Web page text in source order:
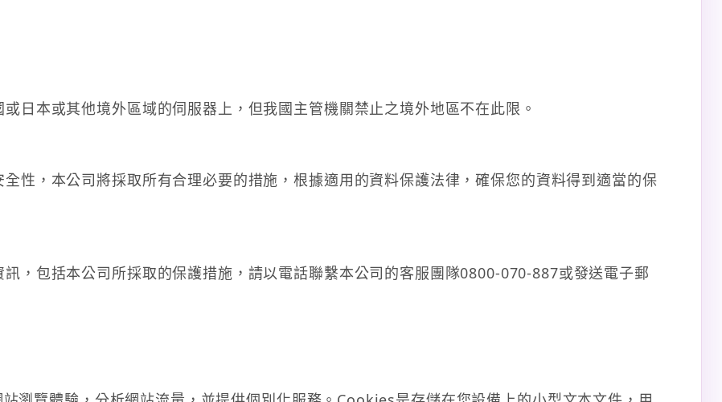
日本或其他境外區域的伺服器上，但我國主管機關禁止之境外地區不在此限。
性，本公司將採取所有合理必要的措施，根據適用的資料保護法律，確保您的資料得到適當的保
，包括本公司所採取的保護措施，請以電話聯繫本公司的客服團隊0800-070-887或發送電子郵